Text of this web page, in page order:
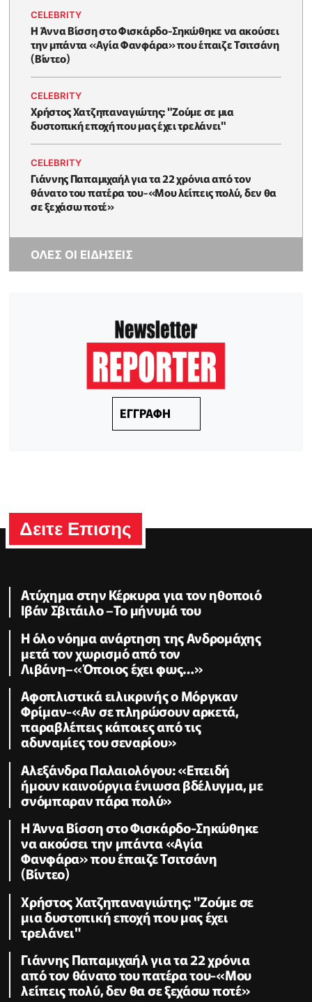
CELEBRITY
Η Άννα Βίσση στο Φισκάρδο-Σηκώθηκε να ακούσει
την μπάντα «Αγία Φανφάρα» που έπαιζε Τσιτσάνη
(Βίντεο)
CELEBRITY
Χρήστος Χατζηπαναγιώτης: "Ζούμε σε μια
δυστοπική εποχή που μας έχει τρελάνει"
CELEBRITY
Γιάννης Παπαμιχαήλ για τα 22 χρόνια από τον
θάνατο του πατέρα του-«Μου λείπεις πολύ, δεν θα
σε ξεχάσω ποτέ»
ΟΛΕΣ ΟΙ ΕΙΔΗΣΕΙΣ
ΕΓΓΡΑΦΗ
Δειτε Επισης
Ατύχημα στην Κέρκυρα για τον ηθοποιό
Ιβάν Σβιτάιλο –Το μήνυμά του
Η όλο νόημα ανάρτηση της Ανδρομάχης
μετά τον χωρισμό από τον
Λιβάνη–«Όποιος έχει φως…»
Αφοπλιστικά ειλικρινής ο Μόργκαν
Φρίμαν-«Αν σε πληρώσουν αρκετά,
παραβλέπεις κάποιες από τις
αδυναμίες του σεναρίου»
Αλεξάνδρα Παλαιολόγου: «Επειδή
ήμουν καινούργια ένιωσα βδέλυγμα, με
σνόμπαραν πάρα πολύ»
Η Άννα Βίσση στο Φισκάρδο-Σηκώθηκε
να ακούσει την μπάντα «Αγία
Φανφάρα» που έπαιζε Τσιτσάνη
(Βίντεο)
Χρήστος Χατζηπαναγιώτης: "Ζούμε σε
μια δυστοπική εποχή που μας έχει
τρελάνει"
Γιάννης Παπαμιχαήλ για τα 22 χρόνια
από τον θάνατο του πατέρα του-«Μου
λείπεις πολύ, δεν θα σε ξεχάσω ποτέ»